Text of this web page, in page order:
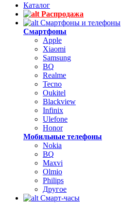
Каталог
Распродажа
Смартфоны и телефоны
Смартфоны
Apple
Xiaomi
Samsung
BQ
Realme
Tecno
Oukitel
Blackview
Infinix
Ulefone
Honor
Мобильные телефоны
Nokia
BQ
Maxvi
Olmio
Philips
Другое
Смарт-часы